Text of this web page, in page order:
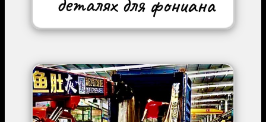
Image